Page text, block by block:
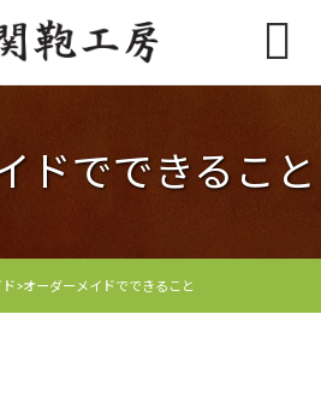

ドでできること
>オーダーメイドでできること